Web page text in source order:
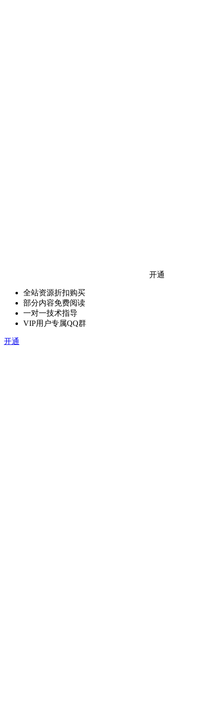
开通
全站资源折扣购买
部分内容免费阅读
一对一技术指导
VIP用户专属QQ群
开通